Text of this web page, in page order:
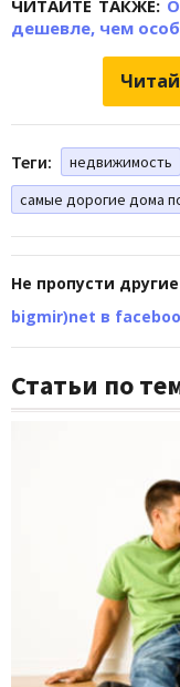
ЧИТАЙТЕ ТАКЖЕ:
дешевле, чем
Теги: недвижимость
самые дорогие дома
Не пропусти
bigmir)net в
Статьи по